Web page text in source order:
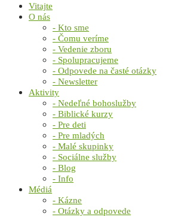
Vitajte
O nás
- Kto sme
- Čomu veríme
- Vedenie zboru
- Spolupracujeme
- Odpovede na časté otázky
- Newsletter
Aktivity
- Nedeľné bohoslužby
- Biblické kurzy
- Pre deti
- Pre mladých
- Malé skupinky
- Sociálne služby
- Blog
- Info
Médiá
- Kázne
- Otázky a odpovede